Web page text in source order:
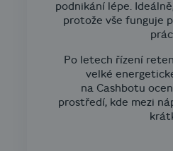
podnikání lépe.
protože vše funguje
Po letech řízení
velké
na Cashbotu
prostředí, kde mezi